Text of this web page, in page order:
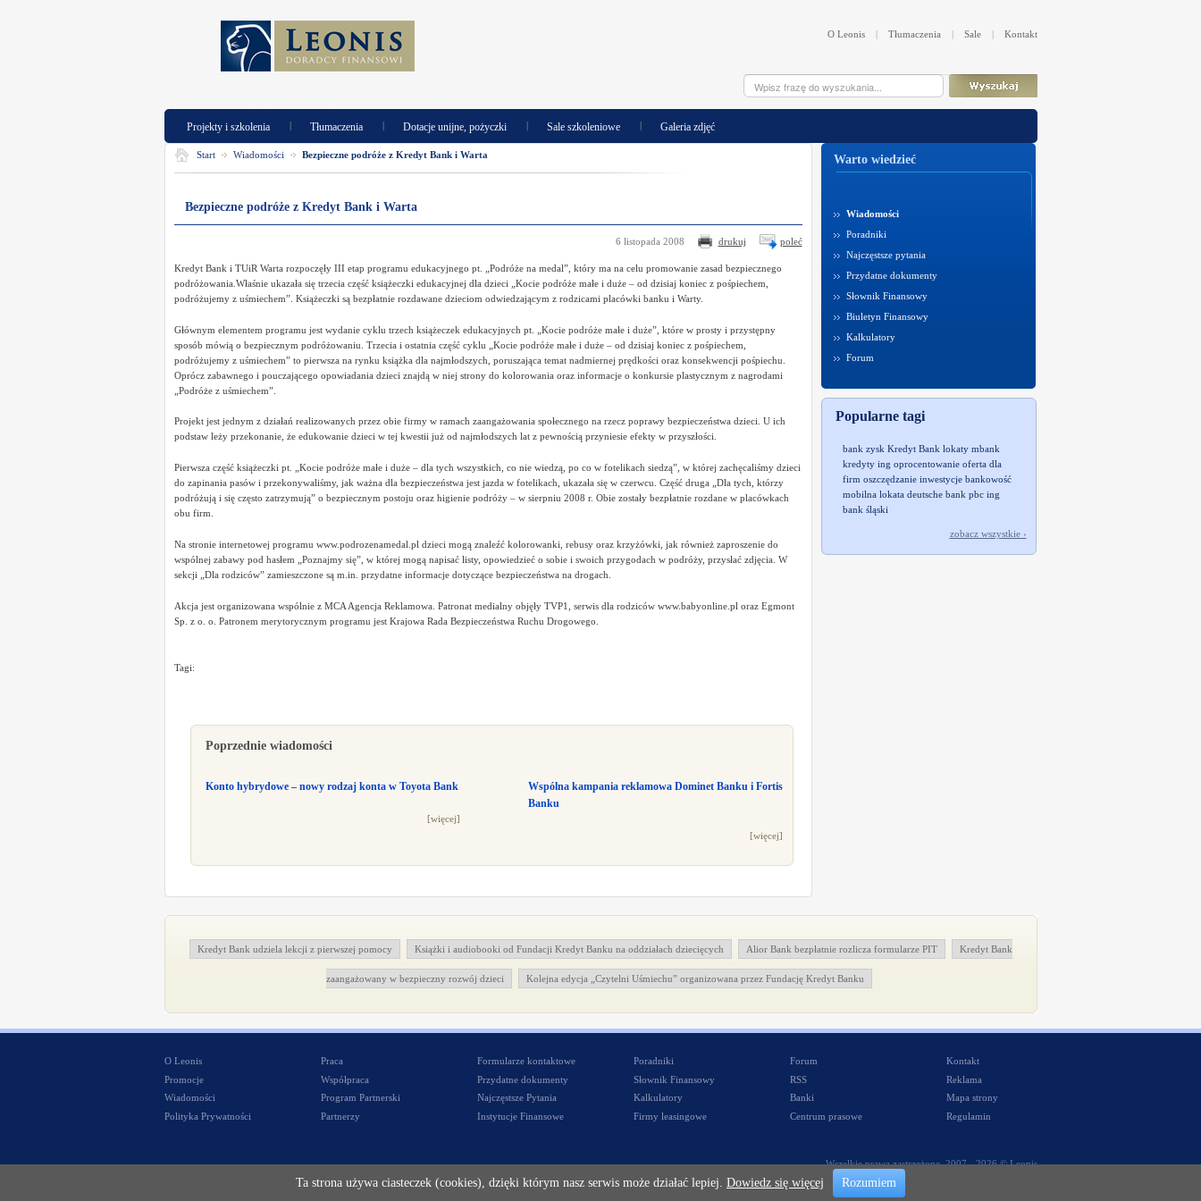
O Leonis | Tłumaczenia | Sale | Kontakt
Projekty i szkolenia | Tłumaczenia | Dotacje unijne, pożyczki | Sale szkoleniowe | Galeria zdjęć
Start Wiadomości Bezpieczne podróże z Kredyt Bank i Warta
Bezpieczne podróże z Kredyt Bank i Warta
poleć
drukuj
6 listopada 2008
Kredyt Bank i TUiR Warta rozpoczęły III etap programu edukacyjnego pt. „Podróże na medal”, który ma na celu promowanie zasad bezpiecznego
podróżowania.Właśnie ukazała się trzecia część książeczki edukacyjnej dla dzieci „Kocie podróże małe i duże – od dzisiaj koniec z pośpiechem,
podróżujemy z uśmiechem”. Książeczki są bezpłatnie rozdawane dzieciom odwiedzającym z rodzicami placówki banku i Warty.
Głównym elementem programu jest wydanie cyklu trzech książeczek edukacyjnych pt. „Kocie podróże małe i duże”, które w prosty i przystępny
sposób mówią o bezpiecznym podróżowaniu. Trzecia i ostatnia część cyklu „Kocie podróże małe i duże – od dzisiaj koniec z pośpiechem,
podróżujemy z uśmiechem” to pierwsza na rynku książka dla najmłodszych, poruszająca temat nadmiernej prędkości oraz konsekwencji pośpiechu.
Oprócz zabawnego i pouczającego opowiadania dzieci znajdą w niej strony do kolorowania oraz informacje o konkursie plastycznym z nagrodami
„Podróże z uśmiechem”.
Projekt jest jednym z działań realizowanych przez obie firmy w ramach zaangażowania społecznego na rzecz poprawy bezpieczeństwa dzieci. U ich
podstaw leży przekonanie, że edukowanie dzieci w tej kwestii już od najmłodszych lat z pewnością przyniesie efekty w przyszłości.
Pierwsza część książeczki pt. „Kocie podróże małe i duże – dla tych wszystkich, co nie wiedzą, po co w fotelikach siedzą”, w której zachęcaliśmy dzieci
do zapinania pasów i przekonywaliśmy, jak ważna dla bezpieczeństwa jest jazda w fotelikach, ukazała się w czerwcu. Część druga „Dla tych, którzy
podróżują i się często zatrzymują” o bezpiecznym postoju oraz higienie podróży – w sierpniu 2008 r. Obie zostały bezpłatnie rozdane w placówkach
obu firm.
Na stronie internetowej programu www.podrozenamedal.pl dzieci mogą znaleźć kolorowanki, rebusy oraz krzyżówki, jak również zaproszenie do
wspólnej zabawy pod hasłem „Poznajmy się”, w której mogą napisać listy, opowiedzieć o sobie i swoich przygodach w podróży, przysłać zdjęcia. W
sekcji „Dla rodziców” zamieszczone są m.in. przydatne informacje dotyczące bezpieczeństwa na drogach.
Akcja jest organizowana wspólnie z MCA Agencja Reklamowa. Patronat medialny objęły TVP1, serwis dla rodziców www.babyonline.pl oraz Egmont
Sp. z o. o. Patronem merytorycznym programu jest Krajowa Rada Bezpieczeństwa Ruchu Drogowego.
Tagi:
Poprzednie wiadomości
Konto hybrydowe – nowy rodzaj konta w Toyota Bank
[więcej]
Wspólna kampania reklamowa Dominet Banku i Fortis
Banku
[więcej]
Warto wiedzieć
Wiadomości
Poradniki
Najczęstsze pytania
Przydatne dokumenty
Słownik Finansowy
Biuletyn Finansowy
Kalkulatory
Forum
Popularne tagi
bank zysk Kredyt Bank lokaty mbank
kredyty ing oprocentowanie oferta dla
firm oszczędzanie inwestycje bankowość
mobilna lokata deutsche bank pbc ing
bank śląski
zobacz wszystkie ›
Kredyt Bank udziela lekcji z pierwszej pomocy Książki i audiobooki od Fundacji Kredyt Banku na oddziałach dziecięcych Alior Bank bezpłatnie rozlicza formularze PIT Kredyt Bank
zaangażowany w bezpieczny rozwój dzieci Kolejna edycja „Czytelni Uśmiechu” organizowana przez Fundację Kredyt Banku
O Leonis
Promocje
Wiadomości
Polityka Prywatności
Praca
Współpraca
Program Partnerski
Partnerzy
Formularze kontaktowe
Przydatne dokumenty
Najczęstsze Pytania
Instytucje Finansowe
Poradniki
Słownik Finansowy
Kalkulatory
Firmy leasingowe
Forum
RSS
Banki
Centrum prasowe
Kontakt
Reklama
Mapa strony
Regulamin
Wszelkie prawa zastrzeżone. 2007 - 2026 © Leonis
Ta strona używa ciasteczek (cookies), dzięki którym nasz serwis może działać lepiej. Dowiedz się więcej Rozumiem